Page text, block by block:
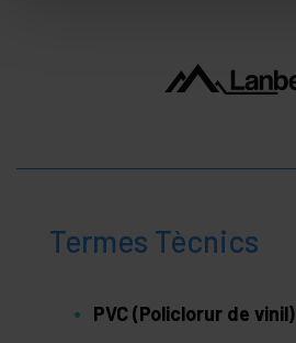
Termes Tècnics
PVC (Policlorur de vinil)